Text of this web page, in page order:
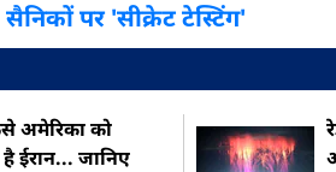
पर 'सीक्रेट टेस्टिंग'
अमेरिका को
है ईरान... जानिए